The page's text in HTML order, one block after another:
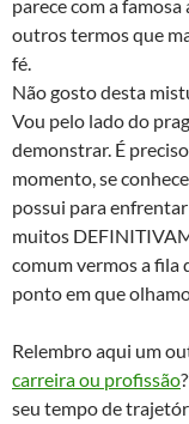
parece com a
outros termos que
fé.
Não gosto desta
Vou pelo lado do
demonstrar. É
momento, se
possui para
muitos
comum vermos a fila
ponto em que
Relembro aqui um
carreira ou profissão
seu tempo de